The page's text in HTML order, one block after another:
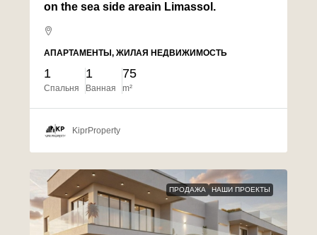
on the sea side areain Limassol.
АПАРТАМЕНТЫ, ЖИЛАЯ НЕДВИЖИМОСТЬ
1
Спальня
1
Ванная
75
m²
KiprProperty
ПРОДАЖА НАШИ ПРОЕКТЫ